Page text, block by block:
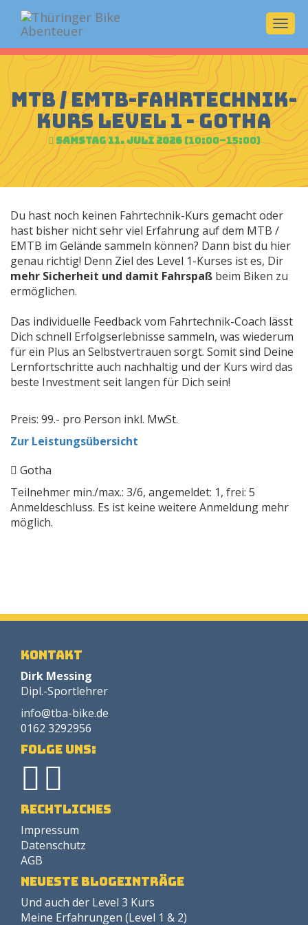
MTB / EMTB-Fahrtechnik-
Kurs Level 1 - Gotha
Samstag 11. Juli 2026(10:00–15:00)
Du hast noch keinen Fahrtechnik-Kurs gemacht oder
hast bisher nicht sehr viel Erfahrung auf dem MTB /
EMTB im Gelände sammeln können? Dann bist du hier
genau richtig! Denn Ziel des Level 1-Kurses ist es, Dir
mehr Sicherheit und damit Fahrspaß beim Biken zu
ermöglichen.
Das individuelle Feedback vom Fahrtechnik-Coach lässt
Dich schnell Erfolgserlebnisse sammeln, was wiederum
für ein Plus an Selbstvertrauen sorgt. Somit sind Deine
Lernfortschritte auch nachhaltig und der Kurs wird das
beste Investment seit langen für Dich sein!
Preis: 99.- pro Person inkl. MwSt.
Zur Leistungsübersicht
Gotha
Teilnehmer min./max.: 3/6, angemeldet: 1, frei: 5
Anmeldeschluss. Es ist keine weitere Anmeldung mehr
möglich.
Kontakt
Dirk Messing
Dipl.-Sportlehrer
info@tba-bike.de
0162 3292956
Folge uns:
Rechtliches
Impressum
Datenschutz
AGB
neueste Blogeinträge
Und auch der Level 3 Kurs
Meine Erfahrungen (Level 1 & 2)